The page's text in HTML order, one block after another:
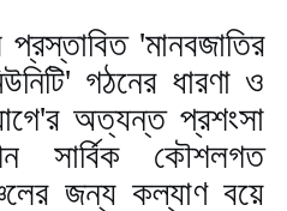
প্রস্তাবিত 'মানবজাতির
' গঠনের ধারণা ও
'র অত্যন্ত প্রশংসা
সার্বিক কৌশলগত
জন্য কল্যাণ বয়ে